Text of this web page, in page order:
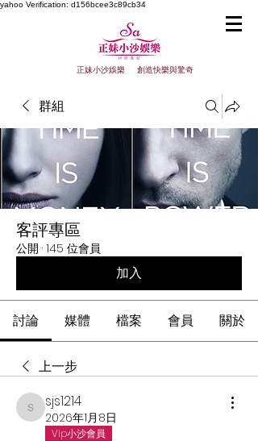
yahoo Verification: d156bcee3c89cb34
正妹小沙娛樂 創造快樂與驚奇
群組
客評專區
公開 · 145 位會員
加入
討論 媒體 檔案 會員 關於
上一步
sjs1214
sjs1214
2026年1月8日
Vip小沙會員